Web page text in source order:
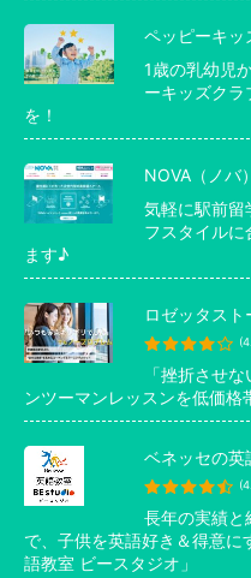
ペッピーキッ
1歳の乳幼児
ーキッズクラ
を！
NOVA（ノバ）
気軽に駅前留
フスタイル
ます♪
ロゼッタス
「挫折させ
ンツーマンレッスンを低価格
ベネッセの英
長年の実績と
で、子供を英語好き＆得意
語教室 ビースタジオ」